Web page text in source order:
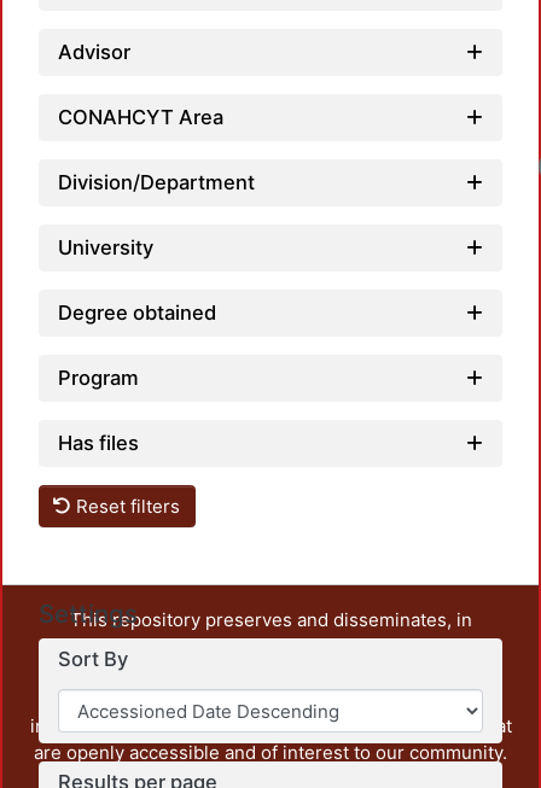
Advisor
CONAHCYT Area
Division/Department
University
Degree obtained
Program
Has files
Reset filters
Settings
Sort By
Results per page
This repository preserves and disseminates, in
unrestricted open access, the teaching and research
output of UAM Azcapotzalco. It also includes some
administrative and graphic documents from the
institution, as well as content from other institutions that
are openly accessible and of interest to our community.